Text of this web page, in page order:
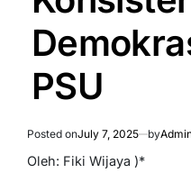
PSU
Posted onJuly 7, 2025 by
Oleh: Fiki Wijaya )*